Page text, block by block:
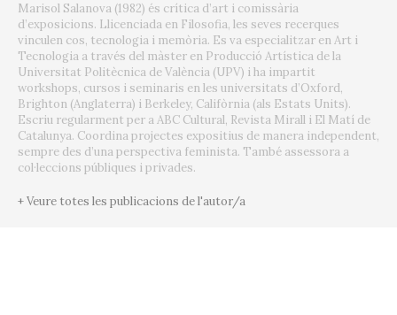
Marisol Salanova (1982) és crítica d’art i comissària
d’exposicions. Llicenciada en Filosofia, les seves recerques
vinculen cos, tecnologia i memòria. Es va especialitzar en Art i
Tecnologia a través del màster en Producció Artística de la
Universitat Politècnica de València (UPV) i ha impartit
workshops, cursos i seminaris en les universitats d’Oxford,
Brighton (Anglaterra) i Berkeley, Califòrnia (als Estats Units).
Escriu regularment per a ABC Cultural, Revista Mirall i El Matí de
Catalunya. Coordina projectes expositius de manera independent,
sempre des d’una perspectiva feminista. També assessora a
col·leccions públiques i privades.
+ Veure totes les publicacions de l'autor/a